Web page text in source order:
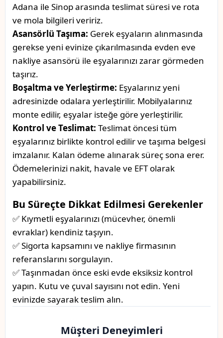
Adana ile Sinop arasında teslimat süresi ve rota
ve mola bilgileri veririz.
Asansörlü Taşıma: Gerek eşyaların alınmasında
gerekse yeni evinize çıkarılmasında evden eve
nakliye asansörü ile eşyalarınızı zarar görmeden
taşırız.
Boşaltma ve Yerleştirme: Eşyalarınız yeni
adresinizde odalara yerleştirilir. Mobilyalarınız
monte edilir, eşyalar isteğe göre yerleştirilir.
Kontrol ve Teslimat: Teslimat öncesi tüm
eşyalarınız birlikte kontrol edilir ve taşıma belgesi
imzalanır. Kalan ödeme alınarak süreç sona erer.
Ödemelerinizi nakit, havale ve EFT olarak
yapabilirsiniz.
Bu Süreçte Dikkat Edilmesi Gerekenler
✅ Kıymetli eşyalarınızı (mücevher, önemli
evraklar) kendiniz taşıyın.
✅ Sigorta kapsamını ve nakliye firmasının
referanslarını sorgulayın.
✅ Taşınmadan önce eski evde eksiksiz kontrol
yapın. Kutu ve çuval sayısını not edin. Yeni
evinizde sayarak teslim alın.
Müşteri Deneyimleri